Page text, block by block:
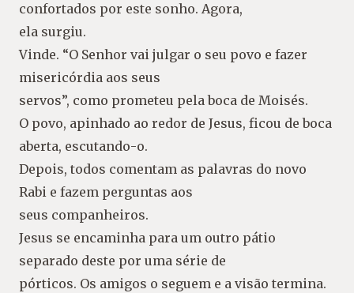
confortados por este sonho. Agora,
ela surgiu.
Vinde. “O Senhor vai julgar o seu povo e fazer
misericórdia aos seus
servos”, como prometeu pela boca de Moisés.
O povo, apinhado ao redor de Jesus, ficou de boca
aberta, escutando-o.
Depois, todos comentam as palavras do novo
Rabi e fazem perguntas aos
seus companheiros.
Jesus se encaminha para um outro pátio
separado deste por uma série de
pórticos. Os amigos o seguem e a visão termina.